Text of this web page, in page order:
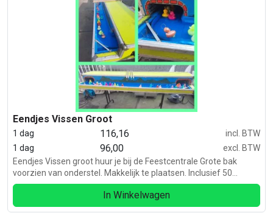
Eendjes Vissen Groot
1 dag 116,16
incl. BTW
1 dag
96,00
excl. BTW
Eendjes Vissen groot huur je bij de Feestcentrale Grote bak
voorzien van onderstel. Makkelijk te plaatsen. Inclusief 50
eendjes en 4x hengel. Afmeting: Lang 270 cm x Hoog 30 cm x
In Winkelwagen